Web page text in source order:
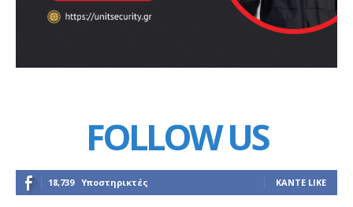
FOLLOW US
18,739 Υποστηρικτές ΚΆΝΤΕ LIKE